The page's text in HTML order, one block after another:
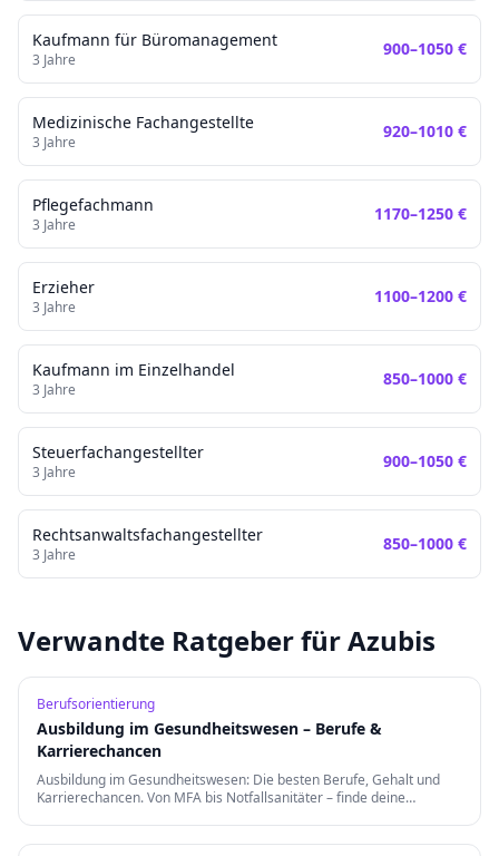
Kaufmann für Büromanagement
3 Jahre
900–1050 €
Medizinische Fachangestellte
3 Jahre
920–1010 €
Pflegefachmann
3 Jahre
1170–1250 €
Erzieher
3 Jahre
1100–1200 €
Kaufmann im Einzelhandel
3 Jahre
850–1000 €
Steuerfachangestellter
3 Jahre
900–1050 €
Rechtsanwaltsfachangestellter
3 Jahre
850–1000 €
Verwandte Ratgeber für Azubis
Berufsorientierung
Ausbildung im Gesundheitswesen – Berufe &
Karrierechancen
Ausbildung im Gesundheitswesen: Die besten Berufe, Gehalt und
Karrierechancen. Von MFA bis Notfallsanitäter – finde deine